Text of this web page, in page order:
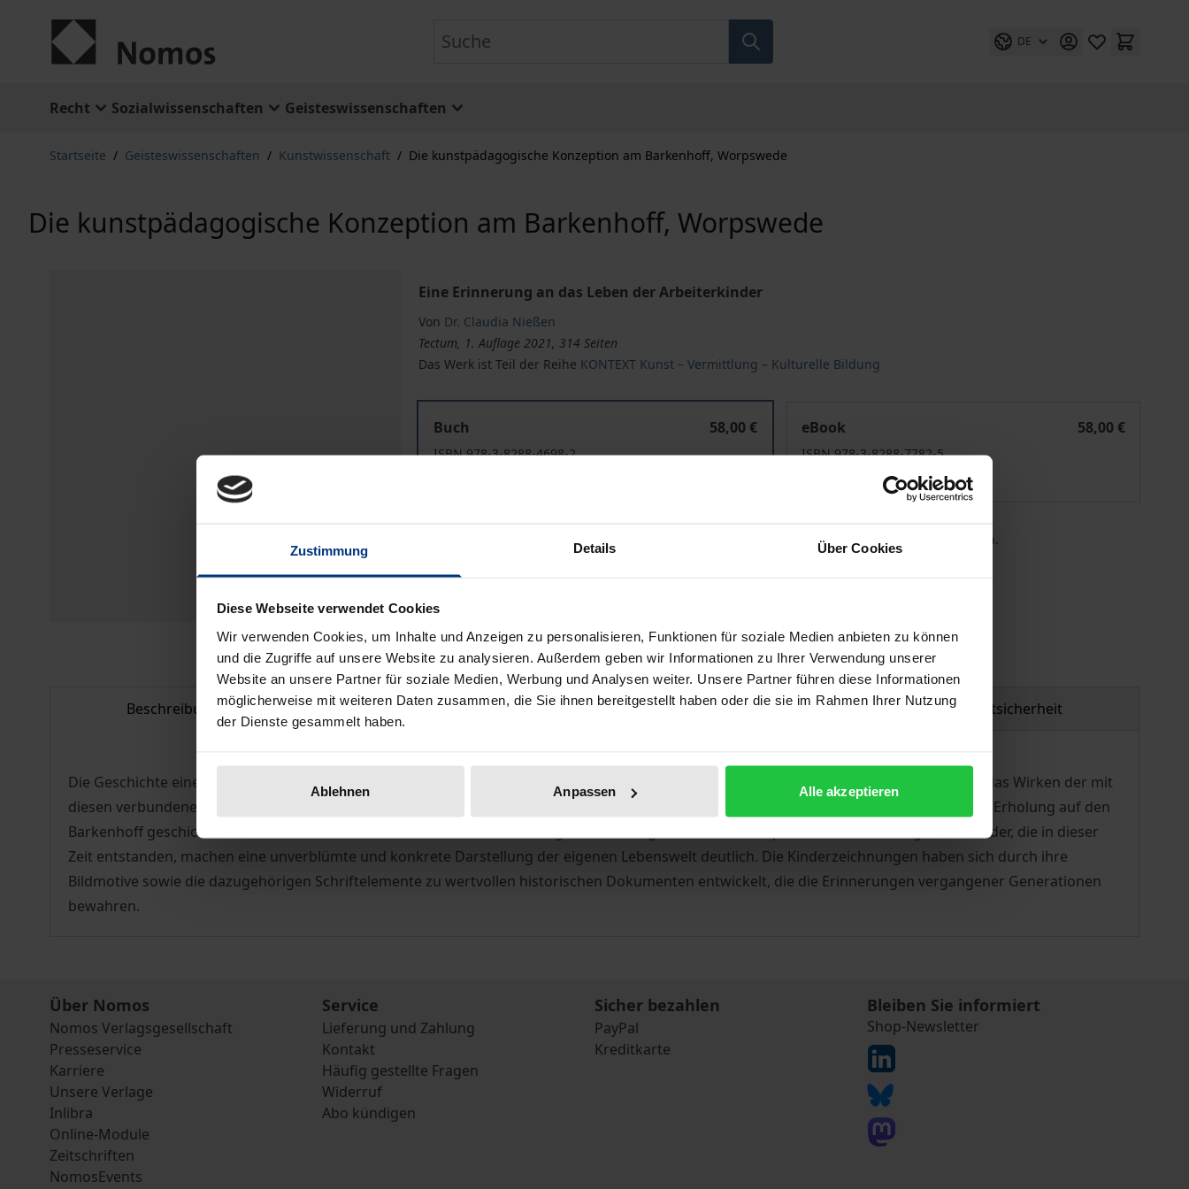
Zustimmung Details Über Cookies
Diese Webseite verwendet Cookies
Wir verwenden Cookies, um Inhalte und Anzeigen zu personalisieren, Funktionen für soziale Medien anbieten zu können
und die Zugriffe auf unsere Website zu analysieren. Außerdem geben wir Informationen zu Ihrer Verwendung unserer
Website an unsere Partner für soziale Medien, Werbung und Analysen weiter. Unsere Partner führen diese Informationen
möglicherweise mit weiteren Daten zusammen, die Sie ihnen bereitgestellt haben oder die sie im Rahmen Ihrer Nutzung
der Dienste gesammelt haben.
Ablehnen Anpassen Alle akzeptieren
DE
Recht Sozialwissenschaften Geisteswissenschaften
Startseite / Geisteswissenschaften / Kunstwissenschaft / Die kunstpädagogische Konzeption am Barkenhoff, Worpswede
Die kunstpädagogische Konzeption am Barkenhoff, Worpswede
Eine Erinnerung an das Leben der Arbeiterkinder
Von Dr. Claudia Nießen
Tectum, 1. Auflage 2021, 314 Seiten
Das Werk ist Teil der Reihe KONTEXT Kunst – Vermittlung – Kulturelle Bildung
Buch
58,00 €
ISBN 978-3-8288-4698-2
eBook
58,00 €
ISBN 978-3-8288-7782-5
Preisangaben inkl. MwSt. Abhängig von der Lieferadresse kann die MwSt. an der Kasse variieren.
Beschreibung Bibliografische Angaben Zusatzmaterial Produktsicherheit
Die Geschichte einer verschollenen Sammlung von Arbeiter-Kinderzeichnungen aus den 20er-Jahren des vergangenen Jahrhunderts und das Wirken der mit
diesen verbundenen PädagogInnen stehen im Fokus dieses Buches. Die stark physisch wie psychisch beeinträchtigten Kinder wurden zur Erholung auf den
Barkenhoff geschickt und für kurze Zeit aus ihrem sozialen Elend herausgehoben. Die grafischen sowie sprachlichen Äußerungen der Kinder, die in dieser
Zeit entstanden, machen eine unverblümte und konkrete Darstellung der eigenen Lebenswelt deutlich. Die Kinderzeichnungen haben sich durch ihre
Bildmotive sowie die dazugehörigen Schriftelemente zu wertvollen historischen Dokumenten entwickelt, die die Erinnerungen vergangener Generationen
bewahren.
Über Nomos
Nomos Verlagsgesellschaft
Presseservice
Karriere
Unsere Verlage
Inlibra
Online-Module
Zeitschriften
NomosEvents
Service
Lieferung und Zahlung
Kontakt
Häufig gestellte Fragen
Widerruf
Abo kündigen
Sicher bezahlen
PayPal
Kreditkarte
Bleiben Sie informiert
Shop-Newsletter